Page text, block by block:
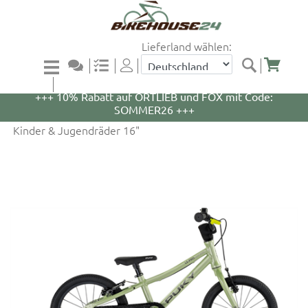
Lieferland wählen:
+++ 5% Rabatt auf WOOM Bikes und Zubehör mit
+++ 10% Rabatt auf ORTLIEB und FOX mit Code:
SOMMER26 +++
Kinder & Jugendräder 16"